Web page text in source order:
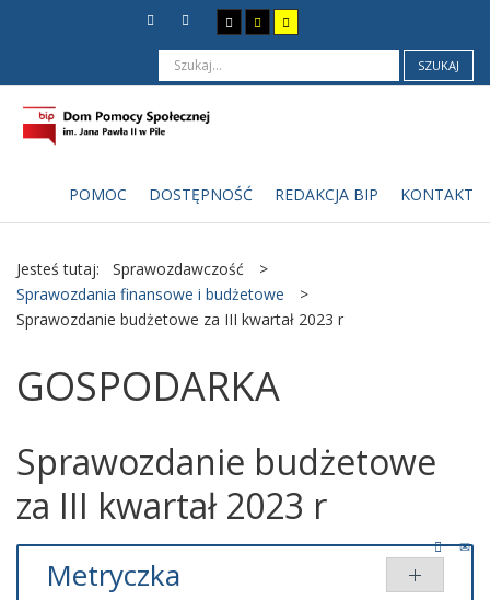
SZUKAJ
POMOC DOSTĘPNOŚĆ REDAKCJA BIP KONTAKT
Jesteś tutaj: Sprawozdawczość
>
Sprawozdania finansowe i budżetowe
>
Sprawozdanie budżetowe za III kwartał 2023 r
GOSPODARKA
Sprawozdanie budżetowe
za III kwartał 2023 r
Metryczka